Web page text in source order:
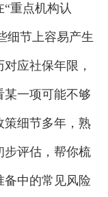
重点机构认
细节上容易产生
应社保年限，
某一项可能不够
策细节多年，熟
步评估，帮你梳
备中的常见风险